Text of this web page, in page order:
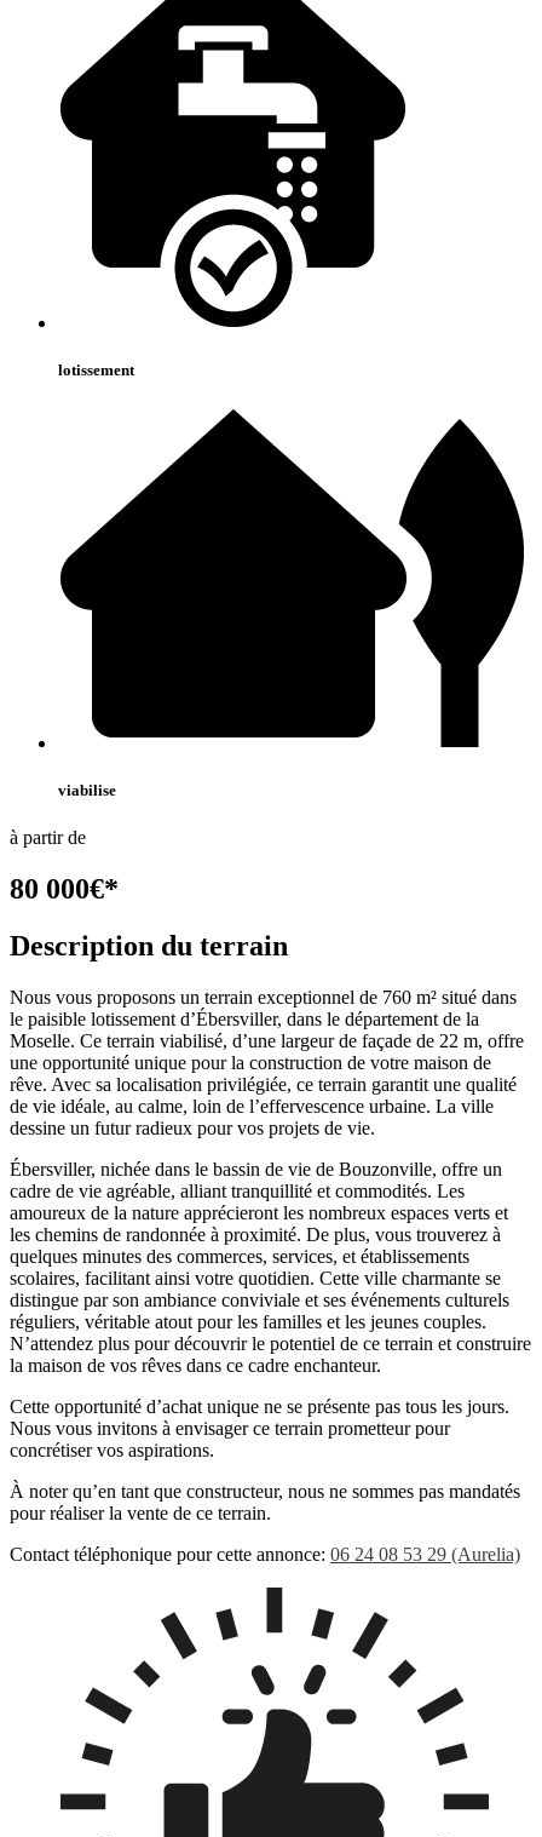
lotissement
viabilise
à partir de
80 000€*
Description du terrain
Nous vous proposons un terrain exceptionnel de 760 m² situé dans
le paisible lotissement d’Ébersviller, dans le département de la
Moselle. Ce terrain viabilisé, d’une largeur de façade de 22 m, offre
une opportunité unique pour la construction de votre maison de
rêve. Avec sa localisation privilégiée, ce terrain garantit une qualité
de vie idéale, au calme, loin de l’effervescence urbaine. La ville
dessine un futur radieux pour vos projets de vie.
Ébersviller, nichée dans le bassin de vie de Bouzonville, offre un
cadre de vie agréable, alliant tranquillité et commodités. Les
amoureux de la nature apprécieront les nombreux espaces verts et
les chemins de randonnée à proximité. De plus, vous trouverez à
quelques minutes des commerces, services, et établissements
scolaires, facilitant ainsi votre quotidien. Cette ville charmante se
distingue par son ambiance conviviale et ses événements culturels
réguliers, véritable atout pour les familles et les jeunes couples.
N’attendez plus pour découvrir le potentiel de ce terrain et construire
la maison de vos rêves dans ce cadre enchanteur.
Cette opportunité d’achat unique ne se présente pas tous les jours.
Nous vous invitons à envisager ce terrain prometteur pour
concrétiser vos aspirations.
À noter qu’en tant que constructeur, nous ne sommes pas mandatés
pour réaliser la vente de ce terrain.
Contact téléphonique pour cette annonce: 06 24 08 53 29 (Aurelia)